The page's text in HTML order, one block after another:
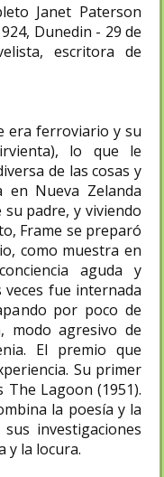
Janet Paterson
Dunedin - 29 de
escritora de
era ferroviario y su
lo que le
de las cosas y
en Nueva Zelanda
padre, y viviendo
Frame se preparó
como muestra en
aguda y
fue internada
por poco de
modo agresivo de
El premio que
Su primer
Lagoon (1951).
la poesía y la
investigaciones
y la locura.